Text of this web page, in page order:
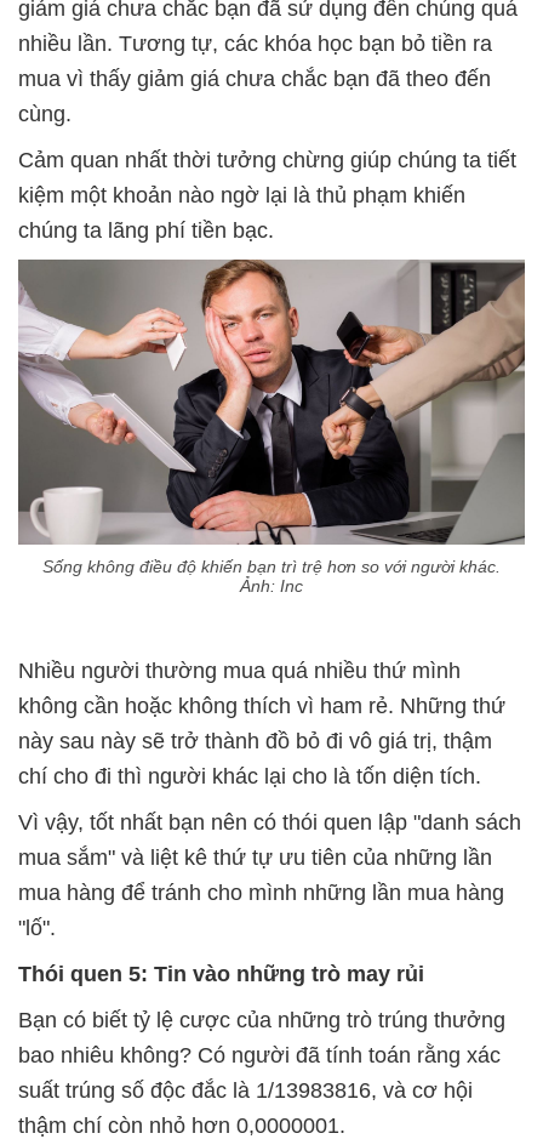
giảm giá chưa chắc bạn đã sử dụng đến chúng quá
nhiều lần. Tương tự, các khóa học bạn bỏ tiền ra
mua vì thấy giảm giá chưa chắc bạn đã theo đến
cùng.
Cảm quan nhất thời tưởng chừng giúp chúng ta tiết
kiệm một khoản nào ngờ lại là thủ phạm khiến
chúng ta lãng phí tiền bạc.
Sống không điều độ khiến bạn trì trệ hơn so với người khác.
Ảnh: Inc
Nhiều người thường mua quá nhiều thứ mình
không cần hoặc không thích vì ham rẻ. Những thứ
này sau này sẽ trở thành đồ bỏ đi vô giá trị, thậm
chí cho đi thì người khác lại cho là tốn diện tích.
Vì vậy, tốt nhất bạn nên có thói quen lập "danh sách
mua sắm" và liệt kê thứ tự ưu tiên của những lần
mua hàng để tránh cho mình những lần mua hàng
"lố".
Thói quen 5: Tin vào những trò may rủi
Bạn có biết tỷ lệ cược của những trò trúng thưởng
bao nhiêu không? Có người đã tính toán rằng xác
suất trúng số độc đắc là 1/13983816, và cơ hội
thậm chí còn nhỏ hơn 0,0000001.